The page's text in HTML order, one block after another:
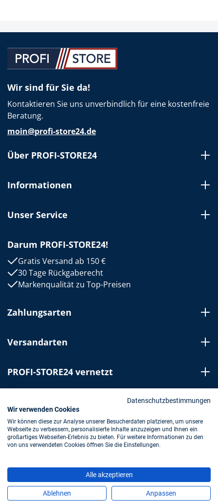
Wir sind für Sie da!
Kontaktieren Sie uns unverbindlich für eine kostenfreie
Beratung.
moin@profi-store24.de
Über PROFI-STORE24
Informationen
Unser Service
Darum PROFI-STORE24!
Gratis Versand ab 150 €
30 Tage Rückgaberecht
Markenqualität zu Top-Preisen
Zahlungsarten
Versandarten
PROFI-STORE24 vernetzt
Bestellung widerrufen
Impressum AGB Datenschutz
* Alle Preise inkl. gesetzl. Mehrwertsteuer zzgl.
und ggf. Nachnahmegebühren, wenn nicht
anders angegeben.
Copyright © 2023 Hedemann GmbH & Co. KG/PROFI-STORE24
Datenschutzbestimmungen
Wir verwenden Cookies
Wir können diese zur Analyse unserer Besucherdaten platzieren, um unsere
Webseite zu verbessern, personalisierte Inhalte anzuzeigen und Ihnen ein
großartiges Webseiten-Erlebnis zu bieten. Für weitere Informationen zu den
von uns verwendeten Cookies öffnen Sie die Einstellungen.
Alle akzeptieren
Ablehnen Anpassen